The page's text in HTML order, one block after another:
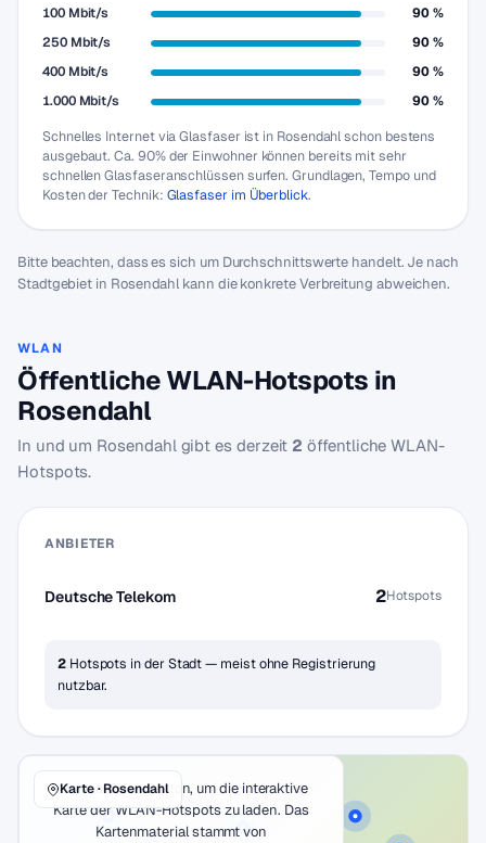
100 Mbit/s
90 %
250 Mbit/s
90 %
400 Mbit/s
90 %
1.000 Mbit/s
90 %
Schnelles Internet via Glasfaser ist in Rosendahl schon bestens
ausgebaut. Ca. 90% der Einwohner können bereits mit sehr
schnellen Glasfaseranschlüssen surfen. Grundlagen, Tempo und
Kosten der Technik: Glasfaser im Überblick.
Bitte beachten, dass es sich um Durchschnittswerte handelt. Je nach
Stadtgebiet in Rosendahl kann die konkrete Verbreitung abweichen.
WLAN
Öffentliche WLAN-Hotspots in
Rosendahl
In und um Rosendahl gibt es derzeit 2 öffentliche WLAN-
Hotspots.
ANBIETER
Deutsche Telekom 2Hotspots
2Hotspots in der Stadt — meist ohne Registrierung
nutzbar.
Klicke auf den Button, um die interaktive
Karte der WLAN-Hotspots zu laden. Das
Kartenmaterial stammt von
Karte · Rosendahl